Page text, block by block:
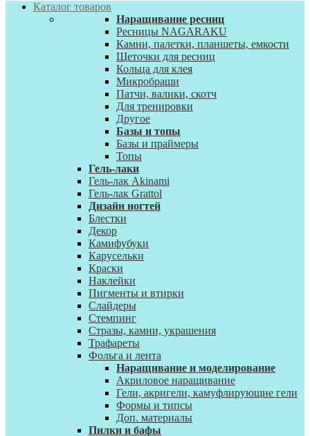
Каталог товаров
Наращивание ресниц
Ресницы NAGARAKU
Камни, палетки, планшеты, емкости
Щеточки для ресниц
Кольца для клея
Микробраши
Патчи, валики, скотч
Для тренировки
Другое
Базы и топы
Базы и праймеры
Топы
Гель-лаки
Гель-лак Akinami
Гель-лак Grattol
Дизайн ногтей
Блестки
Декор
Камифубуки
Карусельки
Краски
Наклейки
Пигменты и втирки
Слайдеры
Стемпинг
Стразы, камни, украшения
Трафареты
Фольга и лента
Наращивание и моделирование
Акриловое наращивание
Гели, акригели, камуфлирующие гели
Формы и типсы
Доп. материалы
Пилки и бафы